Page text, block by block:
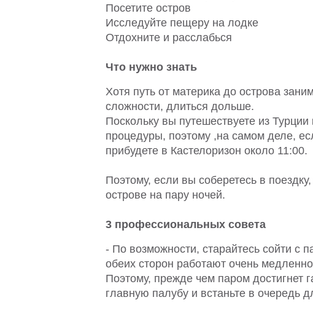
Посетите остров
Исследуйте пещеру на лодке
Отдохните и расслабься
Что нужно знать
Хотя путь от материка до острова
сложности, длиться дольше.
Поскольку вы путешествуете из
процедуры, поэтому ,на самом деле,
прибудете в Кастелоризон около 11:00.
Поэтому, если вы соберетесь в
острове на пару ночей.
3 профессиональных совета
- По возможности, старайтесь сойти с
обеих сторон работают очень
Поэтому, прежде чем паром достигнет
главную палубу и встаньте в очередь